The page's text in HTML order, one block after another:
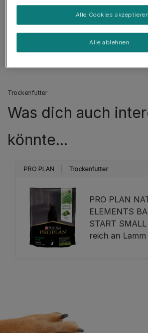
Zutaten & Ernährung
Fütterungsempfehlung
Trockenfutter
Was dich auch
könnte...
PRO PLAN Trockenfutter
PRO PLAN
ELEMENTS
START
reich an Lamm
Alle ablehnen
Alle Cookies akzeptieren